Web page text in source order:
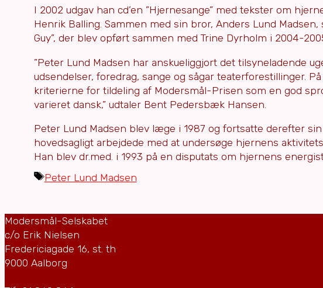
I 2002 udgav han cd’en ”Hjernesange” med tekster om
Henrik Balling. Sammen med sin bror, Anders Lund
Guy”, der blev opført sammen med Trine Dyrholm i 2004-
”Peter Lund Madsen har anskueliggjort det tilsyneladende
udsendelser, foredrag, sange og sågar teaterforestillinger.
kriterierne for tildeling af Modersmål-Prisen som en god
varieret dansk,” udtaler Bent Pedersbæk Hansen.
Peter Lund Madsen blev læge i 1987 og fortsatte derefter
hovedsagligt arbejdede med at undersøge hjernens
Han blev dr.med. i 1993 på en disputats om hjernens
Tags
Peter Lund Madsen
Modersmål-Selskabet
c/o Erik Nielsen
Fredericiagade 16, st. th
9000 Aalborg